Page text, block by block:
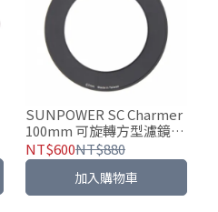
SUNPOWER SC Charmer
100mm 可旋轉方型濾鏡支
架轉接環
NT$600NT$880
加入購物車